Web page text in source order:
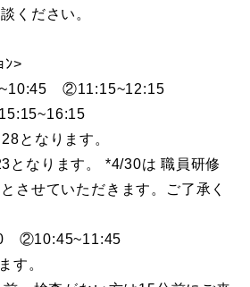
ください。
ﾝ>
②11:15~12:15
となります。
となります。 *4/30は 職員研修
させていただきます。ご了承く
②10:45~11:45
す。